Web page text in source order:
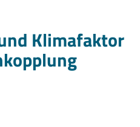
Klimafaktor